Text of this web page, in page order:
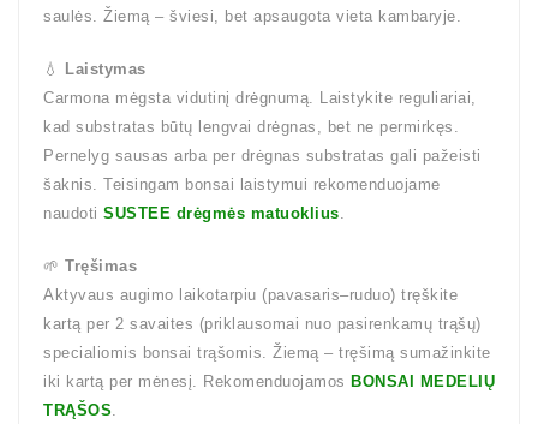
saulės. Žiemą – šviesi, bet apsaugota vieta kambaryje.
💧
Laistymas
Carmona mėgsta vidutinį drėgnumą. Laistykite reguliariai,
kad substratas būtų lengvai drėgnas, bet ne permirkęs.
Pernelyg sausas arba per drėgnas substratas gali pažeisti
šaknis. Teisingam bonsai laistymui rekomenduojame
naudoti SUSTEE drėgmės matuoklius.
🌱 Tręšimas
Aktyvaus augimo laikotarpiu (pavasaris–ruduo) tręškite
kartą per 2 savaites (priklausomai nuo pasirenkamų trąšų)
specialiomis bonsai trąšomis. Žiemą – tręšimą sumažinkite
iki kartą per mėnesį. Rekomenduojamos BONSAI MEDELIŲ
TRĄŠOS.